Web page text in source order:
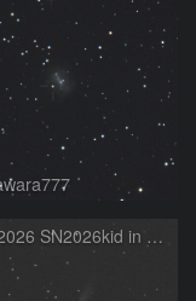
15/05/2026 SN2026kid in NGC5907